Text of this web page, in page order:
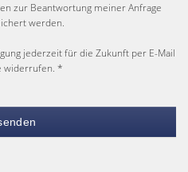
zur Beantwortung meiner Anfrage
werden.
jederzeit für die Zukunft per E-Mail
widerrufen. *